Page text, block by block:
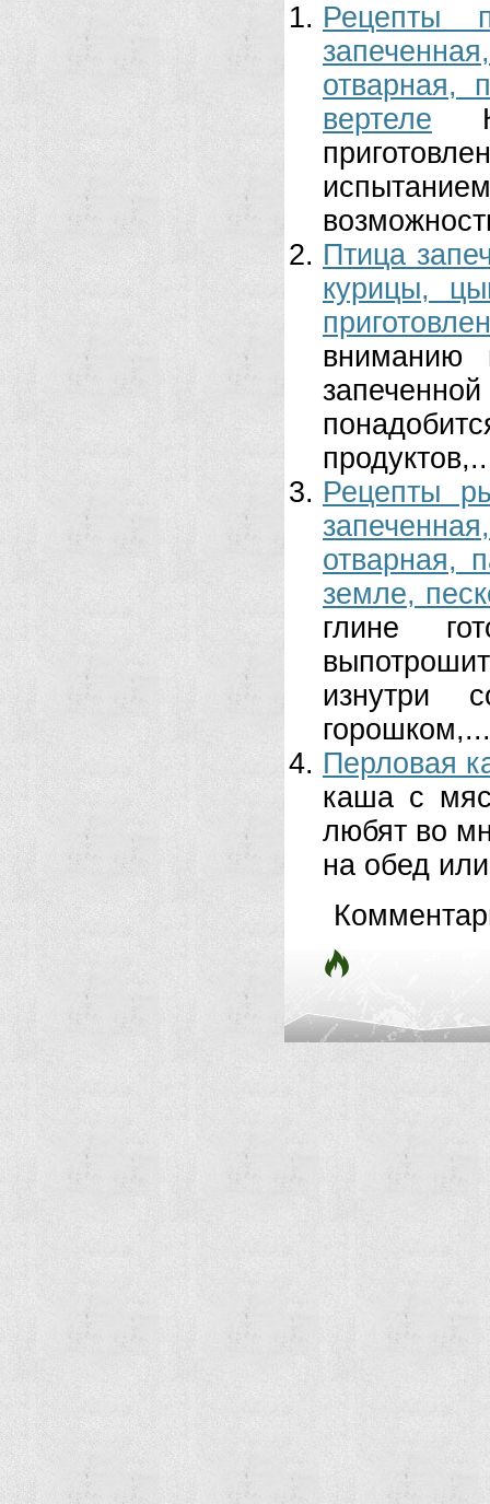
Рецепты
отварная,
вертеле
Птица
курицы,
вниманию
Рецепты
отварная,
земле,
глине
изнутри
горошком,...
Перловая
каша с
любят во
на обед